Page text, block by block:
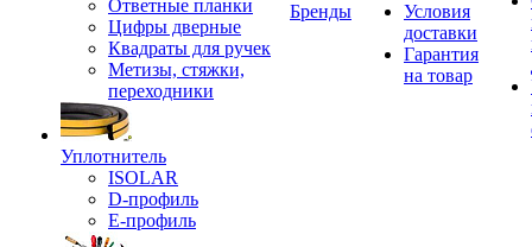
Ответные планки
Цифры дверные
Квадраты для ручек
Метизы, стяжки,
переходники
Уплотнитель
ISOLAR
D-профиль
Е-профиль
Бренды
Условия
доставки
Гарантия
на товар